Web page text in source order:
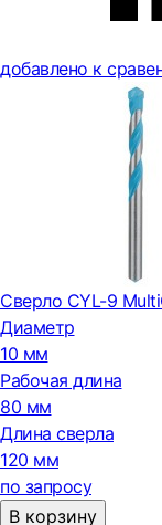
добавлено к
Сверло CYL-9
Диаметр
10 мм
Рабочая длина
80 мм
Длина сверла
120 мм
по запросу
В корзину